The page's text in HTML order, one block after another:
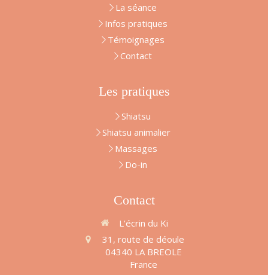
La séance
Infos pratiques
Témoignages
Contact
Les pratiques
Shiatsu
Shiatsu animalier
Massages
Do-in
Contact
L'écrin du Ki
31, route de déoule
04340 LA BREOLE
France